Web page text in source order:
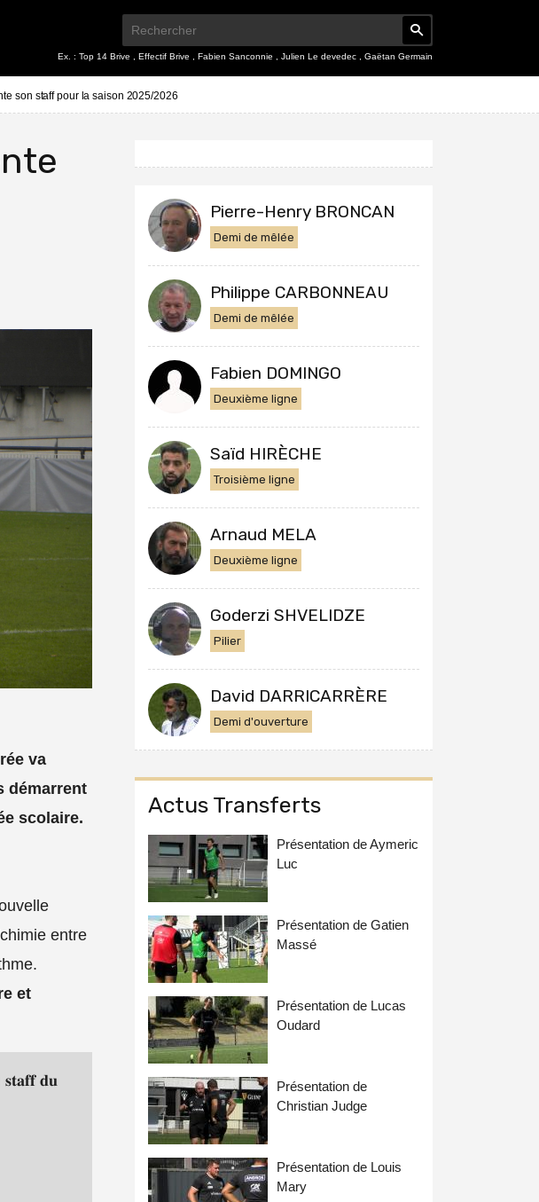
Ex. : Top 14 Brive Effectif Brive Fabien Sanconnie Julien Le devedec Gaëtan Germain
son staff pour la saison 2025/2026
va
démarrent
scolaire.
entre
et
𝐝𝐮
Pierre-Henry BRONCAN
Demi de mêlée
Philippe CARBONNEAU
Demi de mêlée
Fabien DOMINGO
Deuxième ligne
Saïd HIRÈCHE
Troisième ligne
Arnaud MELA
Deuxième ligne
Goderzi SHVELIDZE
Pilier
David DARRICARRÈRE
Demi d'ouverture
Actus Transferts
Présentation de Aymeric
Luc
Présentation de Gatien
Massé
Présentation de Lucas
Oudard
Présentation de
Christian Judge
Présentation de Louis
Mary